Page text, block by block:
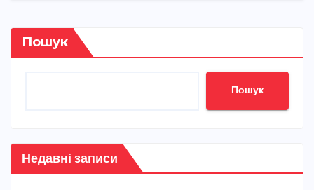
Пошук
Пошук
Недавні записи